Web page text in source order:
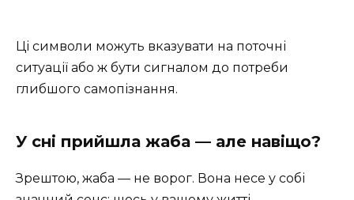
Ці символи можуть вказувати на поточні
ситуації або ж бути сигналом до потреби
глибшого самопізнання.
У сні прийшла жаба — але навіщо?
Зрештою, жаба — не ворог. Вона несе у собі